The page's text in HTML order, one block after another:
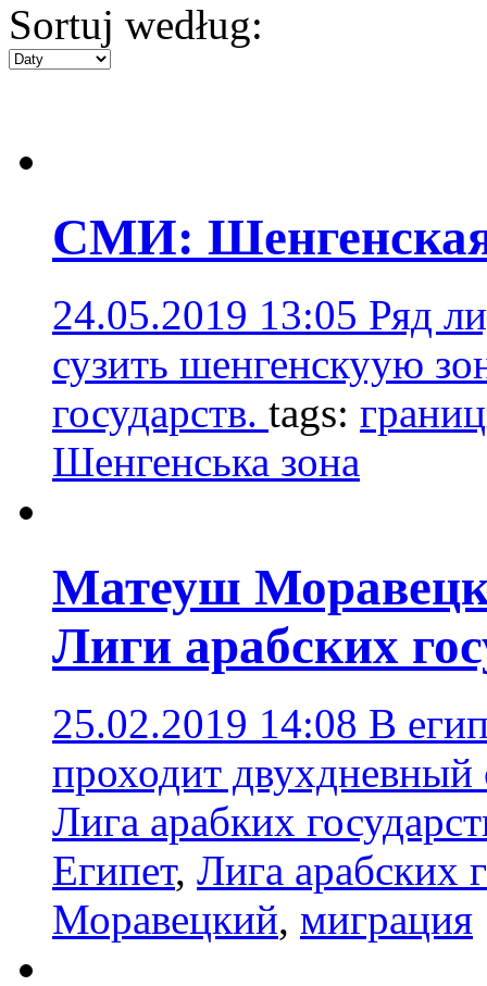
Sortuj według:
СМИ: Шенгенская
24.05.2019 13:05 Ряд
сузить шенгенскуую
государств. tags:
Шенгенська зона
Матеуш
Лиги арабских
25.02.2019 14:08 В
проходит
Лига арабких
Египет, Лига арабских
Моравецкий, миграция